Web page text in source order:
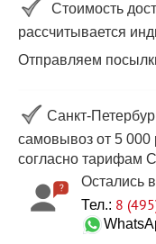
Стоимость
рассчитывается
Отправляем
Санкт-
самовывоз от 5 000
согласно тарифам
Остались
Тел.: 8